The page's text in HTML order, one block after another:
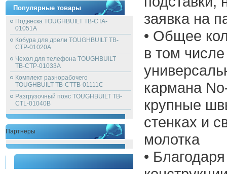
Популярные товары
Подвеска TOUGHBUILT TB-CTA-
01051A
Кобура для дрели TOUGHBUILT TB-
CTP-01020A
Чехол для телефона TOUGHBUILT
TB-CTP-01033A
Комплект разнорабочего
TOUGHBUILT TB-CTTB-01111C
Разгрузочный пояс TOUGHBUILT TB-
CTL-01040B
Партнеры
заявка на
• Общее
в том
кармана
крупные
стенках и
молотка
•